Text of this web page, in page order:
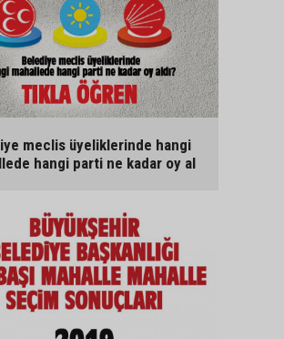
meclis üyeliklerinde hangi
hangi parti ne kadar oy al